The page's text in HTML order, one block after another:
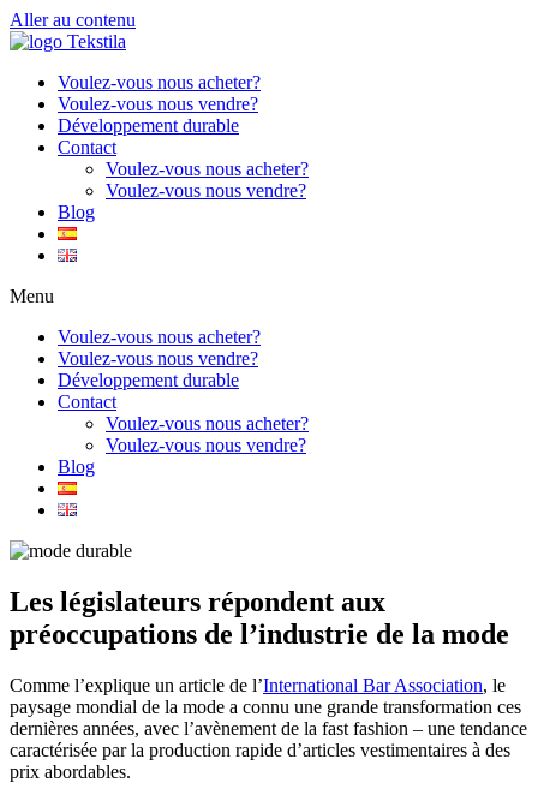
Aller au contenu
Voulez-vous nous acheter?
Voulez-vous nous vendre?
Développement durable
Contact
Voulez-vous nous acheter?
Voulez-vous nous vendre?
Blog
Menu
Voulez-vous nous acheter?
Voulez-vous nous vendre?
Développement durable
Contact
Voulez-vous nous acheter?
Voulez-vous nous vendre?
Blog
Les législateurs répondent aux
préoccupations de l’industrie de la mode
Comme l’explique un article de l’International Bar Association, le
paysage mondial de la mode a connu une grande transformation ces
dernières années, avec l’avènement de la fast fashion – une tendance
caractérisée par la production rapide d’articles vestimentaires à des
prix abordables.